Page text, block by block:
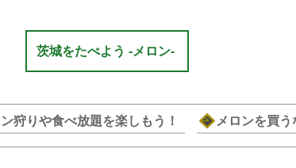
茨城をたべよう -メロン-
狩りや食べ放題を楽しもう！ メロンを買う